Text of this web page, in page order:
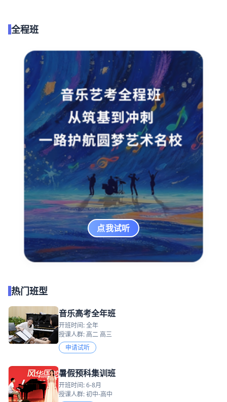
全程班
点我试听
热门班型
音乐高考全年班
开班时间: 全年
授课人群: 高二 高三
申请试听
暑假预科集训班
开班时间: 6-8月
授课人群: 初中-高中